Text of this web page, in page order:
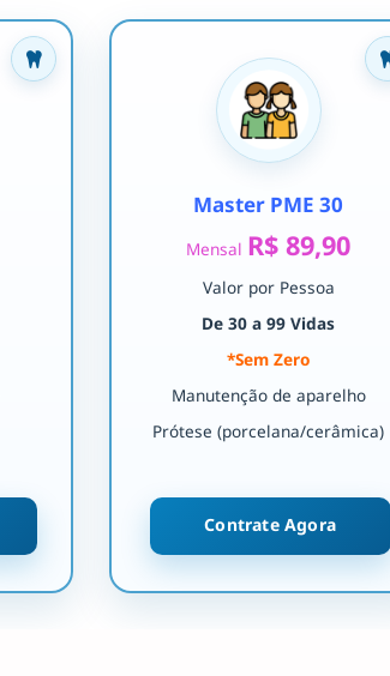
Master PME 30
Mensal R$ 89,90
Valor por Pessoa
De 30 a 99 Vidas
*Sem Zero
Manutenção de aparelho
Prótese (porcelana/cerâmica)
Contrate Agora